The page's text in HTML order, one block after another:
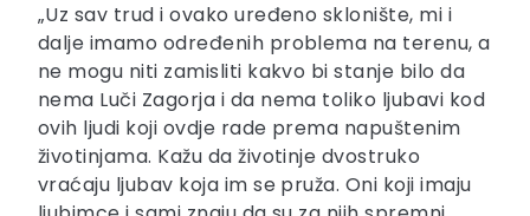
„Uz sav trud i ovako uređeno sklonište, mi i
dalje imamo određenih problema na terenu, a
ne mogu niti zamisliti kakvo bi stanje bilo da
nema Luči Zagorja i da nema toliko ljubavi kod
ovih ljudi koji ovdje rade prema napuštenim
životinjama. Kažu da životinje dvostruko
vraćaju ljubav koja im se pruža. Oni koji imaju